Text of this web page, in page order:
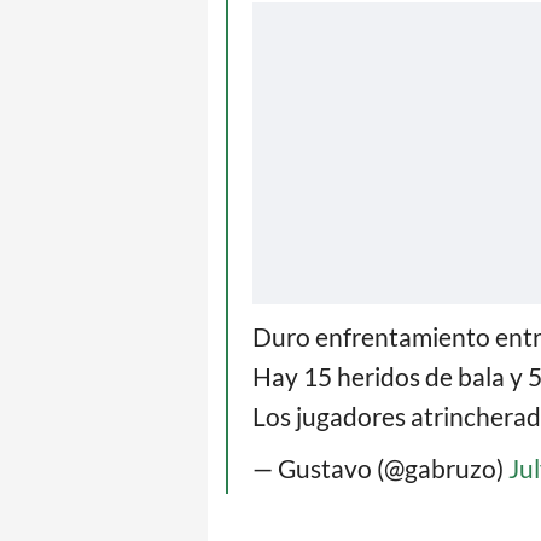
Duro enfrentamiento
Hay 15 heridos de bala y
Los jugadores
— Gustavo (@gabruzo)